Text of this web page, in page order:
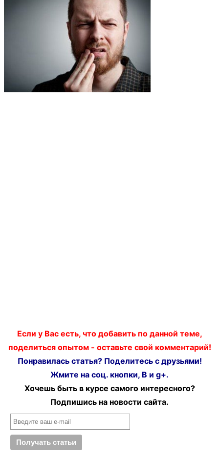
Если у Вас есть, что добавить по данной теме,
поделиться опытом - оставьте свой комментарий!
Понравилась статья? Поделитесь с друзьями!
Жмите на соц. кнопки, В и g+.
Хочешь быть в курсе самого интересного?
Подпишись на новости сайта.